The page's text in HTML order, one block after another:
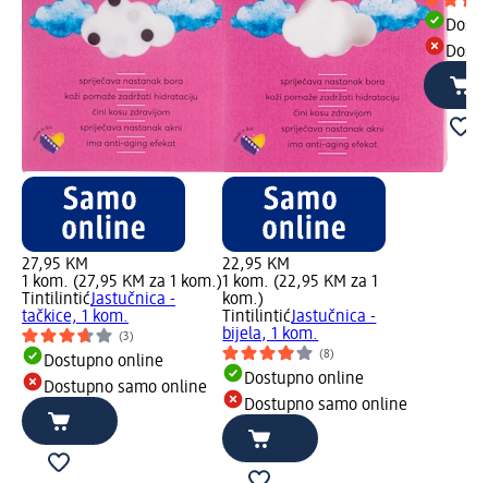
27,95 KM
1 kom. (27,95 KM za 1 kom.)
TintilintićJastučnica -
tačkice, 1 kom.
(3)
Dostupno online
Dostupno samo online
22,95 KM
1 kom. (22,95 KM za 1
kom.)
TintilintićJastučnica -
bijela, 1 kom.
(8)
Dostupno online
Dostupno samo online